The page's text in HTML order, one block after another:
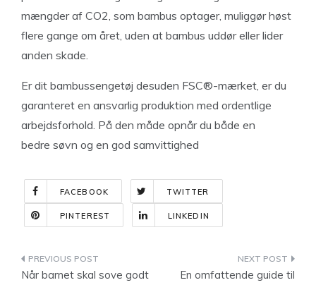
mængder af CO2, som bambus optager, muliggør høst
flere gange om året, uden at bambus uddør eller lider
anden skade.
Er dit bambussengetøj desuden FSC®-mærket, er du
garanteret en ansvarlig produktion med ordentlige
arbejdsforhold. På den måde opnår du både en
bedre søvn og en god samvittighed
FACEBOOK TWITTER
PINTEREST LINKEDIN
Indlægsnavigation
Når barnet skal sove godt
En omfattende guide til